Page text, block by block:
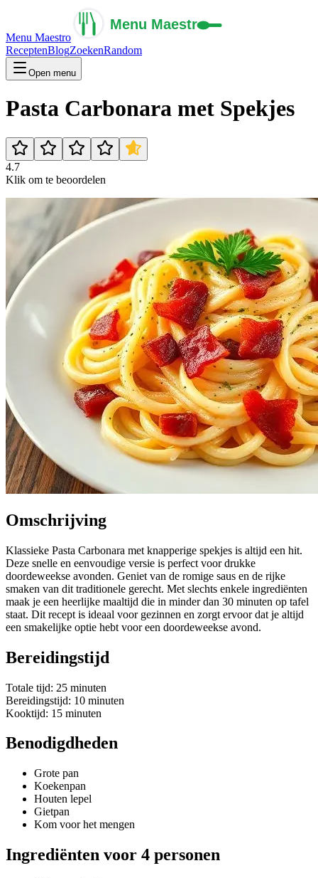
Menu Maestro
ReceptenBlogZoekenRandom
Open menu
Pasta Carbonara met Spekjes
4.7
Klik om te beoordelen
Omschrijving
Klassieke Pasta Carbonara met knapperige spekjes is altijd een hit.
Deze snelle en eenvoudige versie is perfect voor drukke
doordeweekse avonden. Geniet van de romige saus en de rijke
smaken van dit traditionele gerecht. Met slechts enkele ingrediënten
maak je een heerlijke maaltijd die in minder dan 30 minuten op tafel
staat. Dit recept is ideaal voor gezinnen en zorgt ervoor dat je altijd
een smakelijke optie hebt voor een doordeweekse avond.
Bereidingstijd
Totale tijd: 25 minuten
Bereidingstijd: 10 minuten
Kooktijd: 15 minuten
Benodigdheden
Grote pan
Koekenpan
Houten lepel
Gietpan
Kom voor het mengen
Ingrediënten voor 4 personen